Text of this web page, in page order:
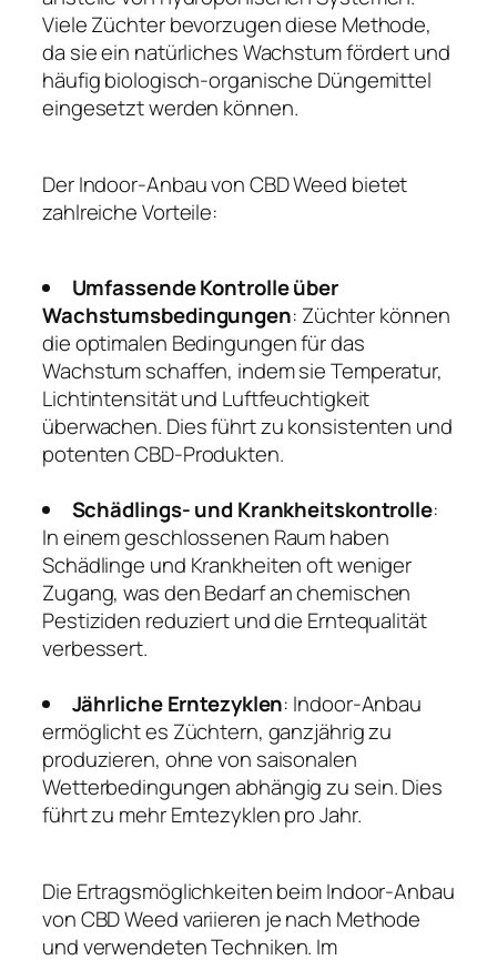
Viele Züchter bevorzugen diese Methode,
da sie ein natürliches Wachstum fördert und
häufig biologisch-organische Düngemittel
eingesetzt werden können.
Der Indoor-Anbau von CBD Weed bietet
zahlreiche Vorteile:
Umfassende Kontrolle über
Wachstumsbedingungen: Züchter können
die optimalen Bedingungen für das
Wachstum schaffen, indem sie Temperatur,
Lichtintensität und Luftfeuchtigkeit
überwachen. Dies führt zu konsistenten und
potenten CBD-Produkten.
Schädlings- und Krankheitskontrolle:
In einem geschlossenen Raum haben
Schädlinge und Krankheiten oft weniger
Zugang, was den Bedarf an chemischen
Pestiziden reduziert und die Erntequalität
verbessert.
Jährliche Erntezyklen: Indoor-Anbau
ermöglicht es Züchtern, ganzjährig zu
produzieren, ohne von saisonalen
Wetterbedingungen abhängig zu sein. Dies
führt zu mehr Erntezyklen pro Jahr.
Die Ertragsmöglichkeiten beim Indoor-Anbau
von CBD Weed variieren je nach Methode
und verwendeten Techniken. Im